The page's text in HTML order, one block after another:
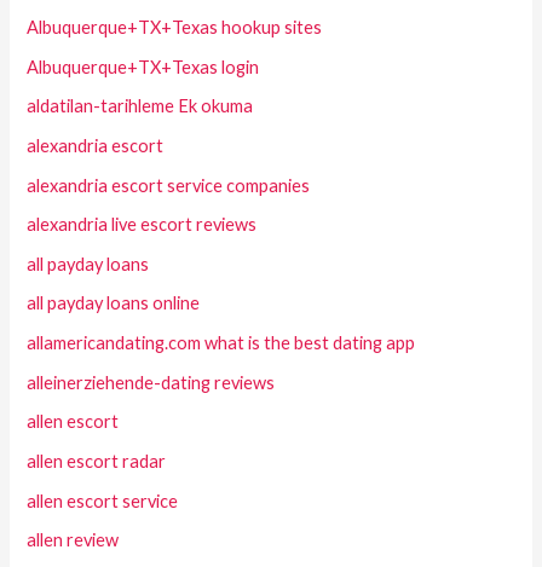
Albuquerque+TX+Texas hookup sites
Albuquerque+TX+Texas login
aldatilan-tarihleme Ek okuma
alexandria escort
alexandria escort service companies
alexandria live escort reviews
all payday loans
all payday loans online
allamericandating.com what is the best dating app
alleinerziehende-dating reviews
allen escort
allen escort radar
allen escort service
allen review